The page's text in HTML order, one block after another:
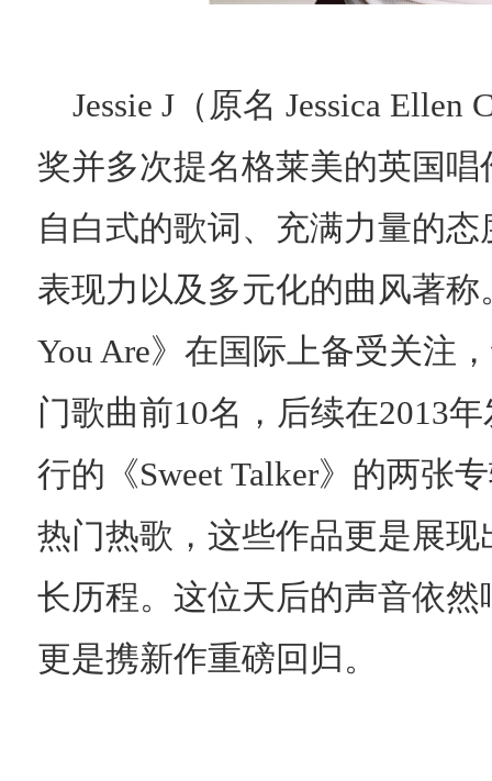
Jessie J（原名 Jessica
奖并多次提名格莱美的英国
自白式的歌词、充满力量的
表现力以及多元化的曲风著
You Are》在国际上备受关注
门歌曲前10名，后续在2013
行的《Sweet Talker》的两张
热门热歌，这些作品更是展
长历程。这位天后的声音依
更是携新作重磅回归。